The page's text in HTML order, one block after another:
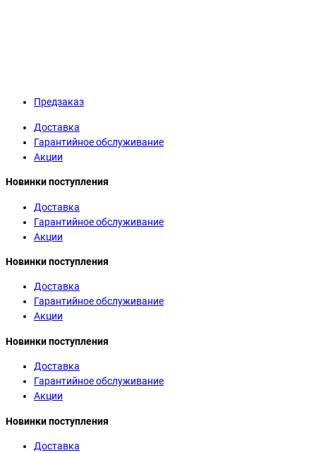
Предзаказ
Доставка
Гарантийное обслуживание
Акции
Новинки поступления
Доставка
Гарантийное обслуживание
Акции
Новинки поступления
Доставка
Гарантийное обслуживание
Акции
Новинки поступления
Доставка
Гарантийное обслуживание
Акции
Новинки поступления
Доставка